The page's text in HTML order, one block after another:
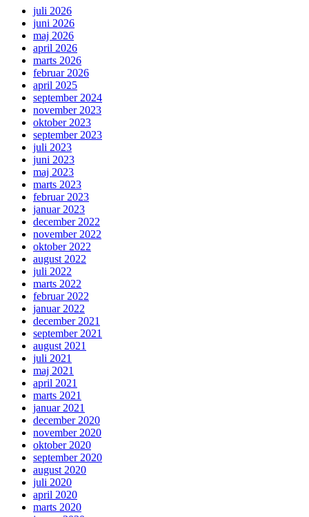
juli 2026
juni 2026
maj 2026
april 2026
marts 2026
februar 2026
april 2025
september 2024
november 2023
oktober 2023
september 2023
juli 2023
juni 2023
maj 2023
marts 2023
februar 2023
januar 2023
december 2022
november 2022
oktober 2022
august 2022
juli 2022
marts 2022
februar 2022
januar 2022
december 2021
september 2021
august 2021
juli 2021
maj 2021
april 2021
marts 2021
januar 2021
december 2020
november 2020
oktober 2020
september 2020
august 2020
juli 2020
april 2020
marts 2020